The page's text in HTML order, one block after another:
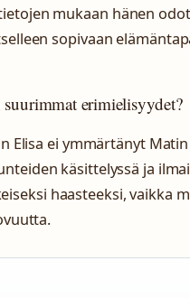
mukaan hänen
sopivaan
erimielisyydet?
Elisa ei ymmärtänyt
käsittelyssä ja
haasteeksi, vaikka